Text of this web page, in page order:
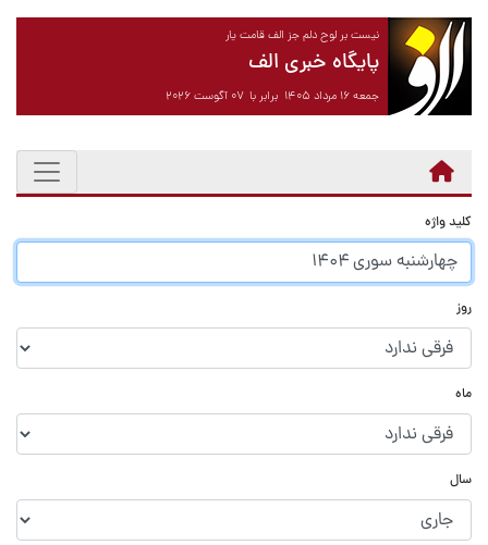
نیست بر لوح دلم جز الف قامت یار
پایگاه خبری الف
جمعه ۱۶ مرداد ۱۴۰۵ برابر با ۰۷ آگوست ۲۰۲۶
کلید واژه
روز
ماه
سال